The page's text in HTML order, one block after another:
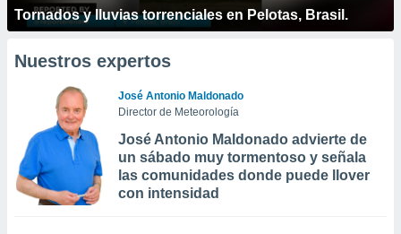
Tornados y lluvias torrenciales en Pelotas, Brasil.
Nuestros expertos
José Antonio Maldonado
Director de Meteorología
José Antonio Maldonado advierte de
un sábado muy tormentoso y señala
las comunidades donde puede llover
con intensidad